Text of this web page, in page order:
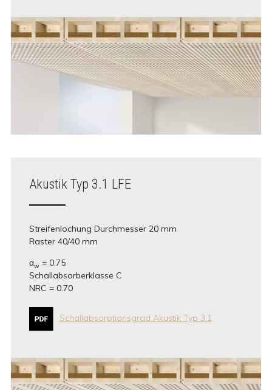
Akustik Typ 3.1 LFE
Streifenlochung Durchmesser 20 mm
Raster 40/40 mm
αw = 0.75
Schallabsorberklasse C
NRC = 0.70
Schallabsorptionsgrad Akustik Typ 3.1